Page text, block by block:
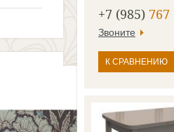
+7 (985) 767
Звоните
К СРАВНЕНИЮ